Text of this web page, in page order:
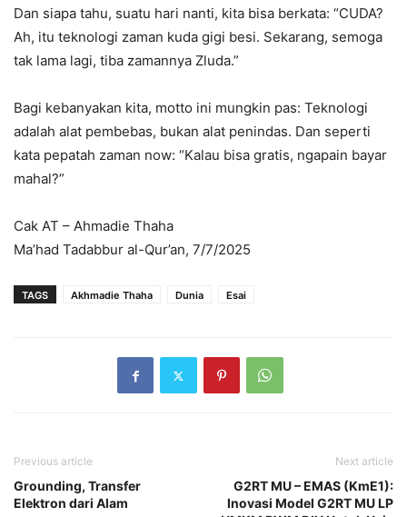
Dan siapa tahu, suatu hari nanti, kita bisa berkata: “CUDA?
Ah, itu teknologi zaman kuda gigi besi. Sekarang, semoga
tak lama lagi, tiba zamannya Zluda.”
Bagi kebanyakan kita, motto ini mungkin pas: Teknologi
adalah alat pembebas, bukan alat penindas. Dan seperti
kata pepatah zaman now: “Kalau bisa gratis, ngapain bayar
mahal?”
Cak AT – Ahmadie Thaha
Ma’had Tadabbur al-Qur’an, 7/7/2025
TAGS Akhmadie Thaha Dunia Esai
Previous article
Grounding, Transfer
Elektron dari Alam
Next article
G2RT MU – EMAS (KmE1):
Inovasi Model G2RT MU LP